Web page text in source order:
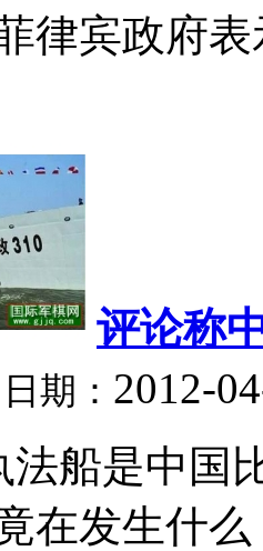
律宾政府
评论称
日期： 2012-
法船是中国
在发生什